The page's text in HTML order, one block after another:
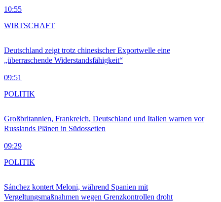
10:55
Deutschland zeigt trotz chinesischer Exportwelle eine
„überraschende Widerstandsfähigkeit“
09:51
WIRTSCHAFT
Großbritannien, Frankreich, Deutschland und Italien warnen vor
Russlands Plänen in Südossetien
09:29
POLITIK
Sánchez kontert Meloni, während Spanien mit
Vergeltungsmaßnahmen wegen Grenzkontrollen droht
POLITIK